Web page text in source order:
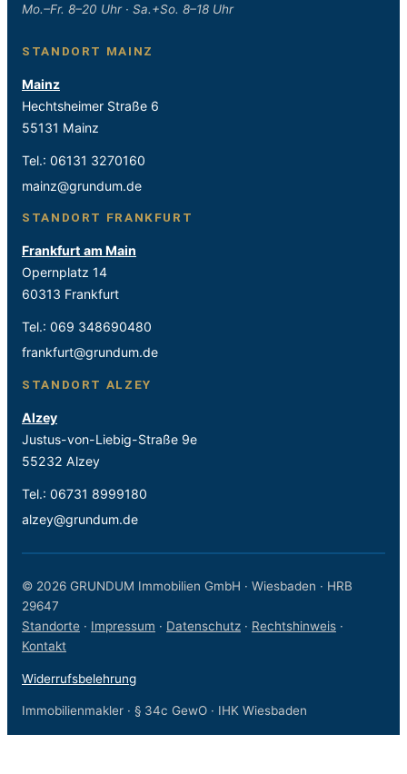
Mo.–Fr. 8–20 Uhr · Sa.+So. 8–18 Uhr
STANDORT MAINZ
Mainz
Hechtsheimer Straße 6
55131 Mainz
Tel.: 06131 3270160
mainz@grundum.de
STANDORT FRANKFURT
Frankfurt am Main
Opernplatz 14
60313 Frankfurt
Tel.: 069 348690480
frankfurt@grundum.de
STANDORT ALZEY
Alzey
Justus-von-Liebig-Straße 9e
55232 Alzey
Tel.: 06731 8999180
alzey@grundum.de
© 2026 GRUNDUM Immobilien GmbH · Wiesbaden · HRB
29647
Standorte · Impressum · Datenschutz · Rechtshinweis ·
Kontakt
Widerrufsbelehrung
Immobilienmakler · § 34c GewO · IHK Wiesbaden